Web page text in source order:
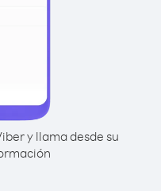
y llama desde su